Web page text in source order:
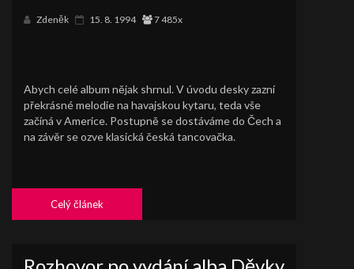
Zdeněk 15. 8. 1994 7 485x
Abych celé album nějak shrnul. V úvodu desky zazní
překrásné melodie na havajskou kytaru, teda vše
začíná v Americe. Postupně se dostáváme do Čech a
na závěr se ozve klasická česká tancovačka.
Celý článek